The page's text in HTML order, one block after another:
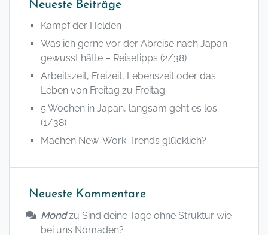
Neueste Beiträge
Kampf der Helden
Was ich gerne vor der Abreise nach Japan
gewusst hätte – Reisetipps (2/38)
Arbeitszeit, Freizeit, Lebenszeit oder das
Leben von Freitag zu Freitag
5 Wochen in Japan, langsam geht es los
(1/38)
Machen New-Work-Trends glücklich?
Neueste Kommentare
Mondzu Sind deine Tage ohne Struktur wie
bei uns Nomaden?